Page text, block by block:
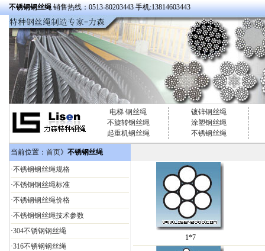
不锈钢钢丝绳销售热线：0513-80203443 手机:13814603443
电梯 钢丝绳
镀锌钢丝绳
不旋转钢丝绳
涂塑钢丝绳
起重机钢丝绳
不锈钢丝绳
当前位置： 首页》 不锈钢丝绳
·不锈钢钢丝绳规格
·不锈钢钢丝绳标准
·不锈钢钢丝绳价格
·不锈钢钢丝绳技术参数
·304不锈钢钢丝绳
·316不锈钢钢丝绳
1*7